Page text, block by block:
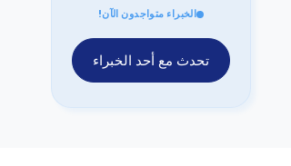
الخبراء متواجدون الآن!
تحدث مع أحد الخبراء